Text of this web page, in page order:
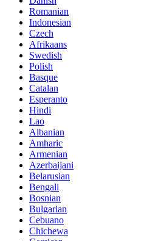
Romanian
Indonesian
Czech
Afrikaans
Swedish
Polish
Basque
Catalan
Esperanto
Hindi
Lao
Albanian
Amharic
Armenian
Azerbaijani
Belarusian
Bengali
Bosnian
Bulgarian
Cebuano
Chichewa